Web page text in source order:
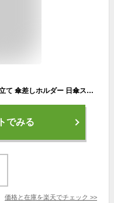
【mitas公式】傘スタンド ベビーカー 傘立て 傘差しホルダー 日傘スタンド 自転車 傘ホルダー 傘固定 スタンド 自転車傘スタンド 自転車用品 車いす 車椅子 介護 キックボード 通勤 通学 チャリ 日除け 雨除け 紫外線対策
でみる
価格と在庫を楽天でチェック >>